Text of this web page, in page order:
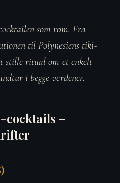
som rom. Fra
til Polynesiens tiki-
stille ritual om et enkelt
i begge verdener.
cocktails –